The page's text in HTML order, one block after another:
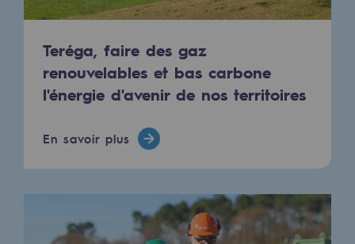
Savoir-faire
Infrastructures historiques
Biométhane
Biométhane
Biométhane : Enjeux et opportunités
Qu'est-ce que la méthanisation ?
Teréga, partenaire de référence sur le
Teréga, faire des gaz
renouvelables et bas carbone
l'énergie d'avenir de nos territoires
En savoir plus